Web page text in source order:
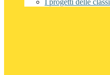
I progetti delle classi